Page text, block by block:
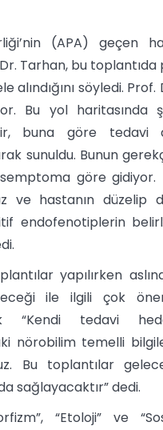
(APA) geçen
Dr. Tarhan, bu
alındığını söyledi.
Bu yol haritasında
buna göre tedavi
sunuldu. Bunun
göre gidiyor.
ve hastanın düzelip
endofenotiplerin
yapılırken
ile ilgili çok
“Kendi tedavi
nörobilim temelli
Bu toplantılar
sağlayacaktır” dedi.
“Etoloji” ve